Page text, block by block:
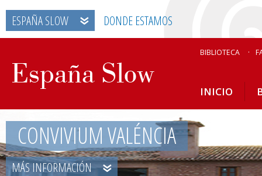
ESPAÑA SLOW DONDE ESTAMOS
BIBLIOTECA
INICIO
CONVIVIUM VALÉNCIA
MÁS INFORMACIÓN